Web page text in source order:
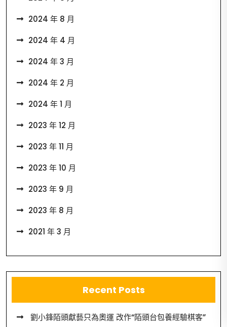
2024 年 8 月
2024 年 4 月
2024 年 3 月
2024 年 2 月
2024 年 1 月
2023 年 12 月
2023 年 11 月
2023 年 10 月
2023 年 9 月
2023 年 8 月
2021 年 3 月
Recent Posts
劉小鋒陌頭獻藝只為奧運 改作“陌頭台包養經驗棋客”